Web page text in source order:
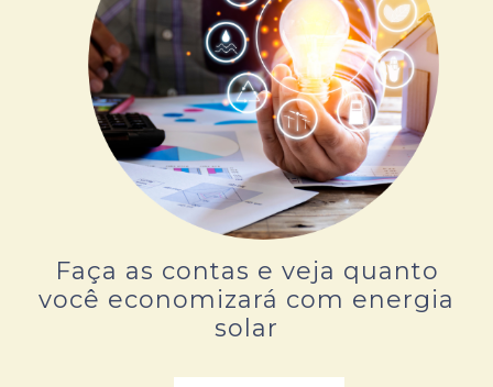
Faça as contas e veja quanto
você economizará com energia
solar